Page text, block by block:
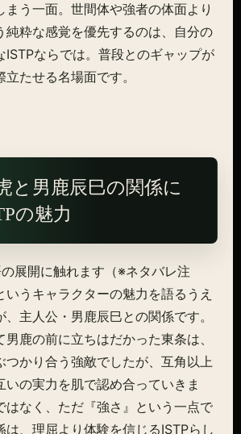
まう一面。世間体や強者の体面より
純粋な感覚を優先するのは、自分の
ISTPならでは。普段とのギャップが
たせる名場面です。
と男鹿辰巳の関係に
の魅力
展開に触れます（※ネタバレ注
いうキャラクターの魅力を語るうえ
主人公・男鹿辰巳との関係です。
鹿の前に立ちはだかった東条は、
つかり合う強敵でしたが、互角以上
いの実力を肌で認め合っていきま
はなく、ただ『強さ』という一点で
は、理屈より体験を信じるISTPらし